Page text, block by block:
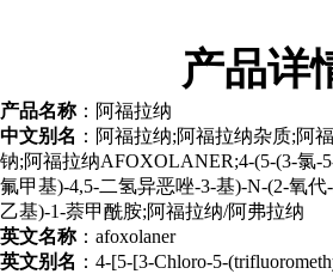
产品详
产品名称：阿福拉纳
中文别名 ：阿福拉纳;阿福拉纳杂质;阿
钠;阿福拉纳AFOXOLANER;4-(5-(3-氯-
氟甲基)-4,5-二氢异恶唑-3-基)-N-(2-氧
乙基)-1-萘甲酰胺;阿福拉纳/阿弗拉纳
英文名称：afoxolaner
英文别名 ：4-[5-[3-Chloro-5-